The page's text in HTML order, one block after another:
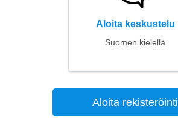
Aloita keskustelu
Suomen kielellä
Aloita rekisteröinti